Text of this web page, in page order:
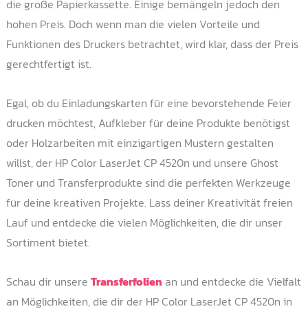
die große Papierkassette. Einige bemängeln jedoch den
hohen Preis. Doch wenn man die vielen Vorteile und
Funktionen des Druckers betrachtet, wird klar, dass der Preis
gerechtfertigt ist.
Egal, ob du Einladungskarten für eine bevorstehende Feier
drucken möchtest, Aufkleber für deine Produkte benötigst
oder Holzarbeiten mit einzigartigen Mustern gestalten
willst, der HP Color LaserJet CP 4520n und unsere Ghost
Toner und Transferprodukte sind die perfekten Werkzeuge
für deine kreativen Projekte. Lass deiner Kreativität freien
Lauf und entdecke die vielen Möglichkeiten, die dir unser
Sortiment bietet.
Schau dir unsere Transferfolien an und entdecke die Vielfalt
an Möglichkeiten, die dir der HP Color LaserJet CP 4520n in